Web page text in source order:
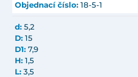
Objednací číslo: 18-5-1
d: 5,2
D: 15
D1: 7,9
H: 1,5
L: 3,5